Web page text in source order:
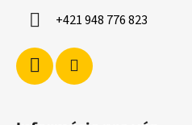
+421 948 776 823